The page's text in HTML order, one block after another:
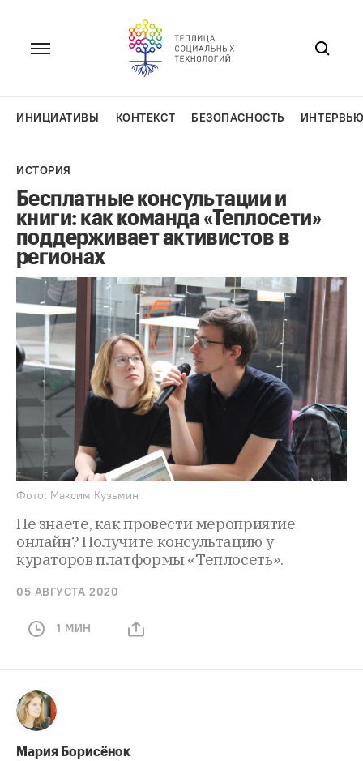
ИНИЦИАТИВЫ КОНТЕКСТ БЕЗОПАСНОСТЬ
ИСТОРИЯ
Бесплатные консультации и
книги: как команда «Теплосети»
поддерживает активистов в
регионах
Фото: Максим Кузьмин
Не знаете, как провести мероприятие
онлайн? Получите консультацию у
кураторов платформы «Теплосеть».
05 АВГУСТА 2020
1 МИН
Мария Борисёнок